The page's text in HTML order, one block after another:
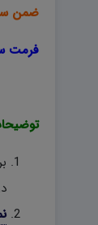
ضمن
فرمت